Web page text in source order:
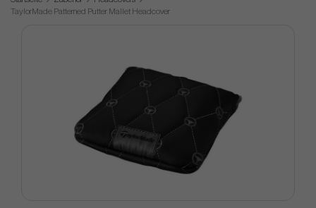
TaylorMade Patterned Putter Mallet Headcover